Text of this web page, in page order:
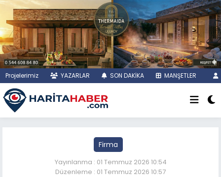
Projelerimiz YAZARLAR SON DAKİKA MANŞETLER
Firma
Yayınlanma : 01 Temmuz 2026 10:54
Düzenleme : 01 Temmuz 2026 10:57